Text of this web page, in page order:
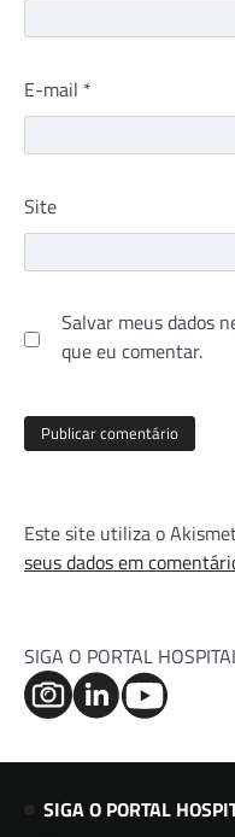
E-mail *
Site
Salvar meus dados
que eu comentar.
Este site utiliza o
seus dados em
SIGA O PORTAL
SIGA O PORTAL